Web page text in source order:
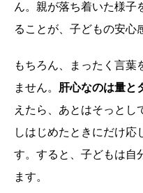
ん。親が落ち着いた様子
ることが、子どもの安心
もちろん、まったく言葉
ません。 肝心なのは量と
えたら、あとはそっと
しはじめたときにだけ応
す。すると、子どもは自
ます。